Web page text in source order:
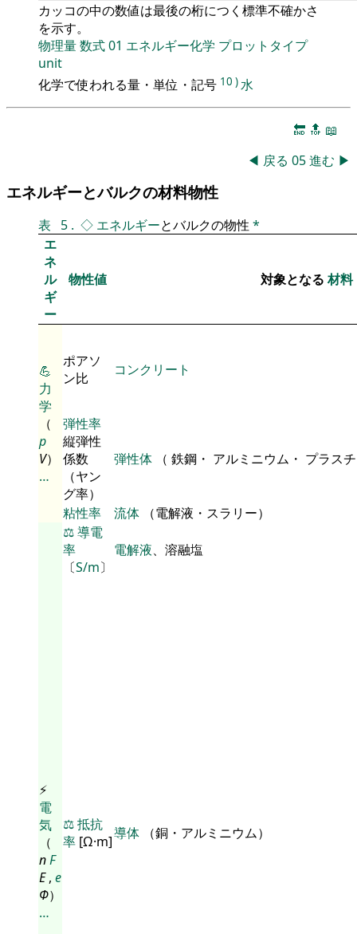
カッコの中の数値は最後の桁につく標準不確かさ
を示す。
物理量数式01 エネルギー化学 プロットタイプ
unit
化学で使われる量・単位・記号 10 )水
🔚 🔝 📖
◀ 戻る 05進む ▶
エネルギーとバルクの材料物性
表 5 . ◇ エネルギーとバルクの物性 *
エ
ネ
ル
ギ
ー
物性値 対象となる材料
💪
力
学
（
p
V）
…
ポアソ
ン比
コンクリート
弾性率
縦弾性
係数
（ヤン
グ率）
弾性体 （ 鉄鋼・ アルミニウム・ プラス
粘性率 流体 （電解液・スラリー）
⚡
電
気
（
nF
E, e
Φ）
…
⚖️導電
率
〔S/m〕
電解液、溶融塩
⚖️抵抗
率 [Ω·m]導体 （銅・アルミニウム）